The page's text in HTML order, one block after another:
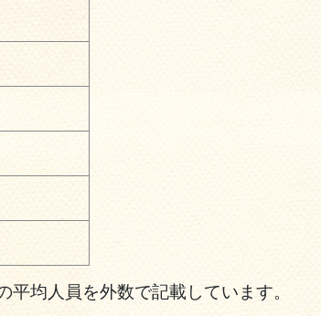
均人員を外数で記載しています。